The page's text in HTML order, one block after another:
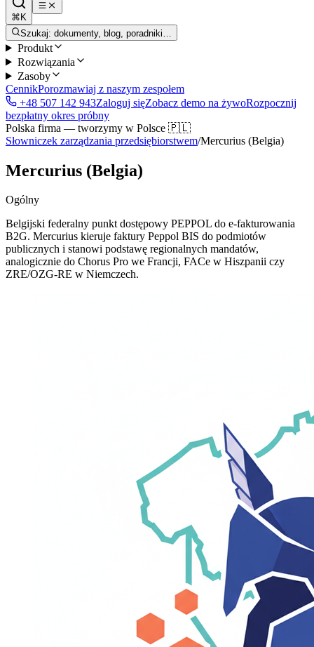
⌘K
Szukaj: dokumenty, blog, poradniki…
Produkt
Rozwiązania
Zasoby
CennikPorozmawiaj z naszym zespołem
+48 507 142 943Zaloguj sięZobacz demo na żywoRozpocznij
bezpłatny okres próbny
Polska firma — tworzymy w Polsce 🇵🇱
Słowniczek zarządzania przedsiębiorstwem/Mercurius (Belgia)
Mercurius (Belgia)
Ogólny
Belgijski federalny punkt dostępowy PEPPOL do e-fakturowania
B2G. Mercurius kieruje faktury Peppol BIS do podmiotów
publicznych i stanowi podstawę regionalnych mandatów,
analogicznie do Chorus Pro we Francji, FACe w Hiszpanii czy
ZRE/OZG-RE w Niemczech.